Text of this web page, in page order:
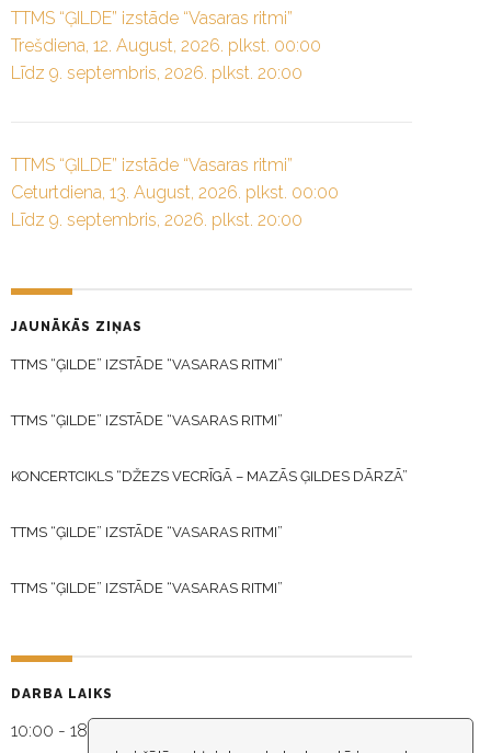
TTMS “ĢILDE” izstāde “Vasaras ritmi”
Trešdiena, 12. August, 2026. plkst. 00:00
Līdz 9. septembris, 2026. plkst. 20:00
TTMS “ĢILDE” izstāde “Vasaras ritmi”
Ceturtdiena, 13. August, 2026. plkst. 00:00
Līdz 9. septembris, 2026. plkst. 20:00
JAUNĀKĀS ZIŅAS
TTMS “ĢILDE” IZSTĀDE “VASARAS RITMI”
TTMS “ĢILDE” IZSTĀDE “VASARAS RITMI”
KONCERTCIKLS “DŽEZS VECRĪGĀ – MAZĀS ĢILDES DĀRZĀ”
TTMS “ĢILDE” IZSTĀDE “VASARAS RITMI”
TTMS “ĢILDE” IZSTĀDE “VASARAS RITMI”
DARBA LAIKS
10:00 - 18:30